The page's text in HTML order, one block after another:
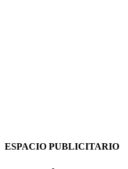
ESPACIO PUBLICITARIO